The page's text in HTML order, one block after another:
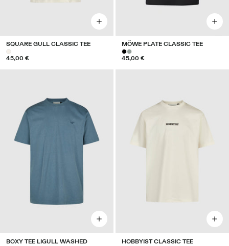
SQUARE GULL CLASSIC TEE
45,00 €
MÖWE PLATE CLASSIC TEE
45,00 €
BOXY TEE LIGULL WASHED HOBBYIST CLASSIC TEE